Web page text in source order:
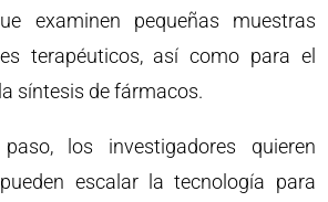
examinen pequeñas muestras
terapéuticos, así como para el
síntesis de fármacos.
los investigadores quieren
escalar la tecnología para